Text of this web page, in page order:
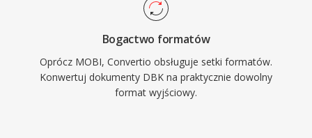
Bogactwo formatów
Oprócz MOBI, Convertio obsługuje setki formatów.
Konwertuj dokumenty DBK na praktycznie dowolny
format wyjściowy.